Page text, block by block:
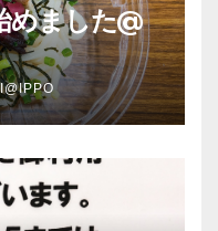
めました@